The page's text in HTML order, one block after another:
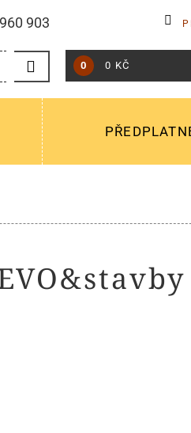
903
0 0 KČ